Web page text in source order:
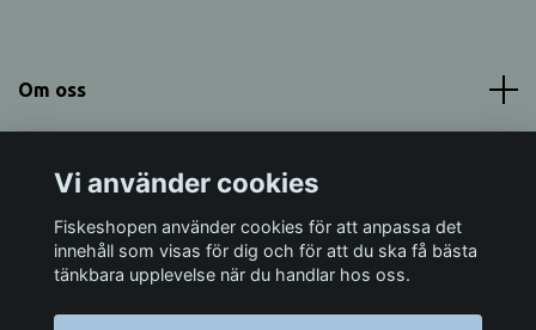
Om oss
Sociala medier
Vi använder cookies
Fiskeshopen använder cookies för att anpassa det
innehåll som visas för dig och för att du ska få bästa
tänkbara upplevelse när du handlar hos oss.